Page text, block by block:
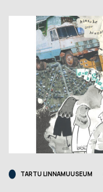
TARTU LINNAMUUSEUM